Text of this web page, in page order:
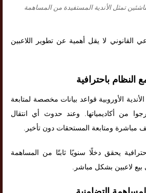
تمثل الأندية المستفيدة من المساهمة
القانوني لا يقل أهمية عن تطوير اللاعبين
النظام باحترافية
الأوروبية قواعد بيانات مخصصة لمتابعة
من أكاديمياتها. وعند حدوث أي انتقال
مباشرة ومتابعة المستحقات دون تأخير.
يحقق دخلًا سنويًا ثابتًا من المساهمة
بيع لاعبين بشكل مباشر.